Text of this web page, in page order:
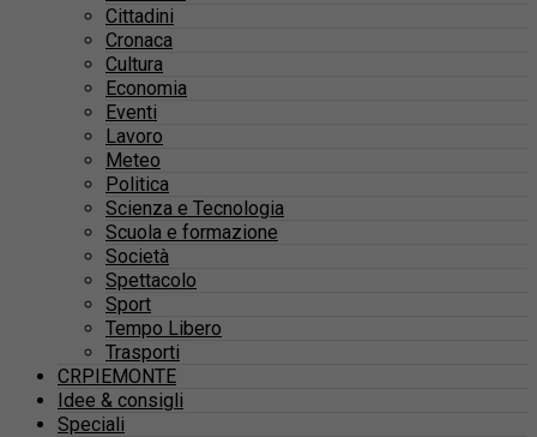
Cittadini
Cronaca
Cultura
Economia
Eventi
Lavoro
Meteo
Politica
Scienza e Tecnologia
Scuola e formazione
Società
Spettacolo
Sport
Tempo Libero
Trasporti
CRPIEMONTE
Idee & consigli
Speciali